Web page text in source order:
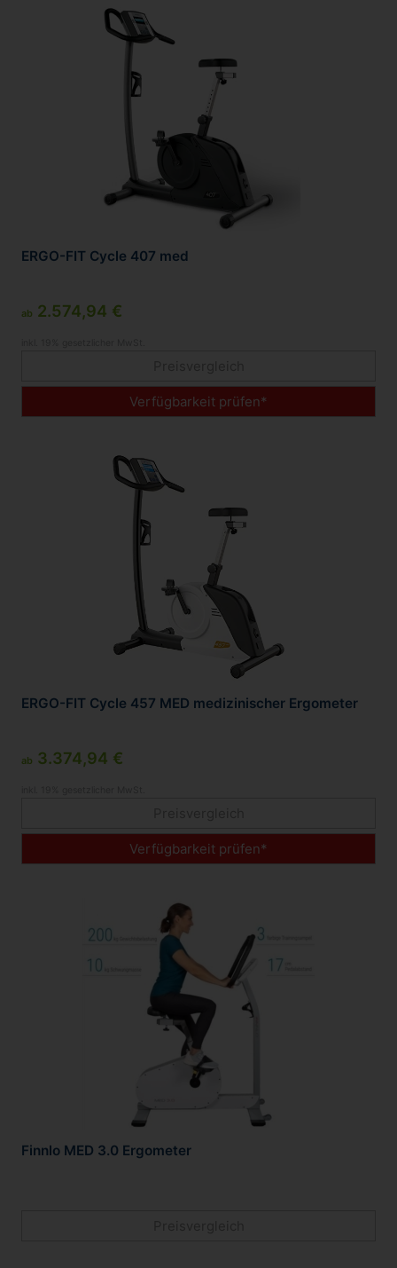
ERGO-FIT Cycle 407 med
ab 2.574,94 €
Verfügbarkeit prüfen*
ERGO-FIT Cycle 457 MED medizinischer Ergometer
ab 3.374,94 €
Verfügbarkeit prüfen*
Finnlo MED 3.0 Ergometer